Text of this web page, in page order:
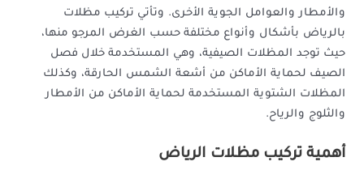
والأمطار والعوامل الجوية الأخرى. وتأتي تركيب مظلات
بالرياض بأشكال وأنواع مختلفة حسب الغرض المرجو منها،
حيث توجد المظلات الصيفية، وهي المستخدمة خلال فصل
الصيف لحماية الأماكن من أشعة الشمس الحارقة، وكذلك
المظلات الشتوية المستخدمة لحماية الأماكن من الأمطار
والثلوج والرياح.
أهمية تركيب مظلات الرياض